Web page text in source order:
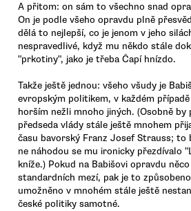
A přitom: on sám to všechno snad
On je podle všeho opravdu plně
dělá to nejlepší, co je jenom v jeho
nespravedlivé, když mu někdo stále
"prkotiny", jako je třeba Čapí hnízdo.
Takže ještě jednou: všeho všudy je
evropským politikem, v každém
horším nežli mnoho jiných. (Osobně by
předseda vlády stále ještě mnohem
času bavorský Franz Josef Strauss;
ne náhodou se mu ironicky přezdívalo
kníže.) Pokud na Babišovi opravdu
standardních mezí, pak je to
umožněno v mnohém stále ještě
české politiky samotné.